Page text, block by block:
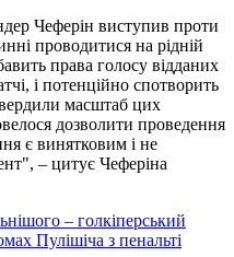
Чеферін виступив проти
проводитися на рідній
права голосу відданих
і потенційно спотворить
масштаб цих
дозволити проведення
є винятковим і не
– цитує Чеферіна
– голкіперський
Пулішіча з пенальті